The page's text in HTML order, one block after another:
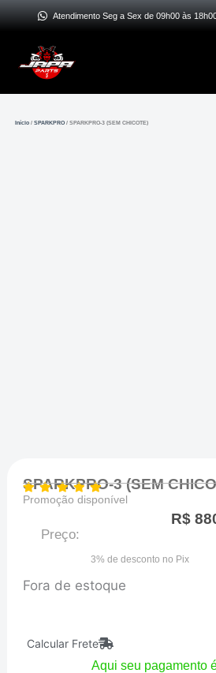
Ir
conteúdo
Atendimento Seg a Sex de 09h00 às
Início /SPARKPRO / SPARKPRO-3 (SEM CHICOTE)
SPARKPRO-3 (SEM
Promoção disponível
Preço:
R$
3% de desconto no Pix
Fora de estoque
Calcular Frete
Aqui seu pagamento